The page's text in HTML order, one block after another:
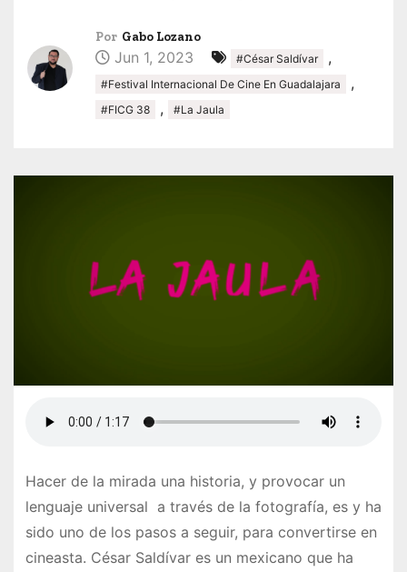
Por Gabo Lozano
Jun 1, 2023 #César Saldívar ,
#Festival Internacional De Cine En Guadalajara ,
#FICG 38 , #La Jaula
Hacer de la mirada una historia, y provocar un
lenguaje universal a través de la fotografía, es y ha
sido uno de los pasos a seguir, para convertirse en
cineasta. César Saldívar es un mexicano que ha